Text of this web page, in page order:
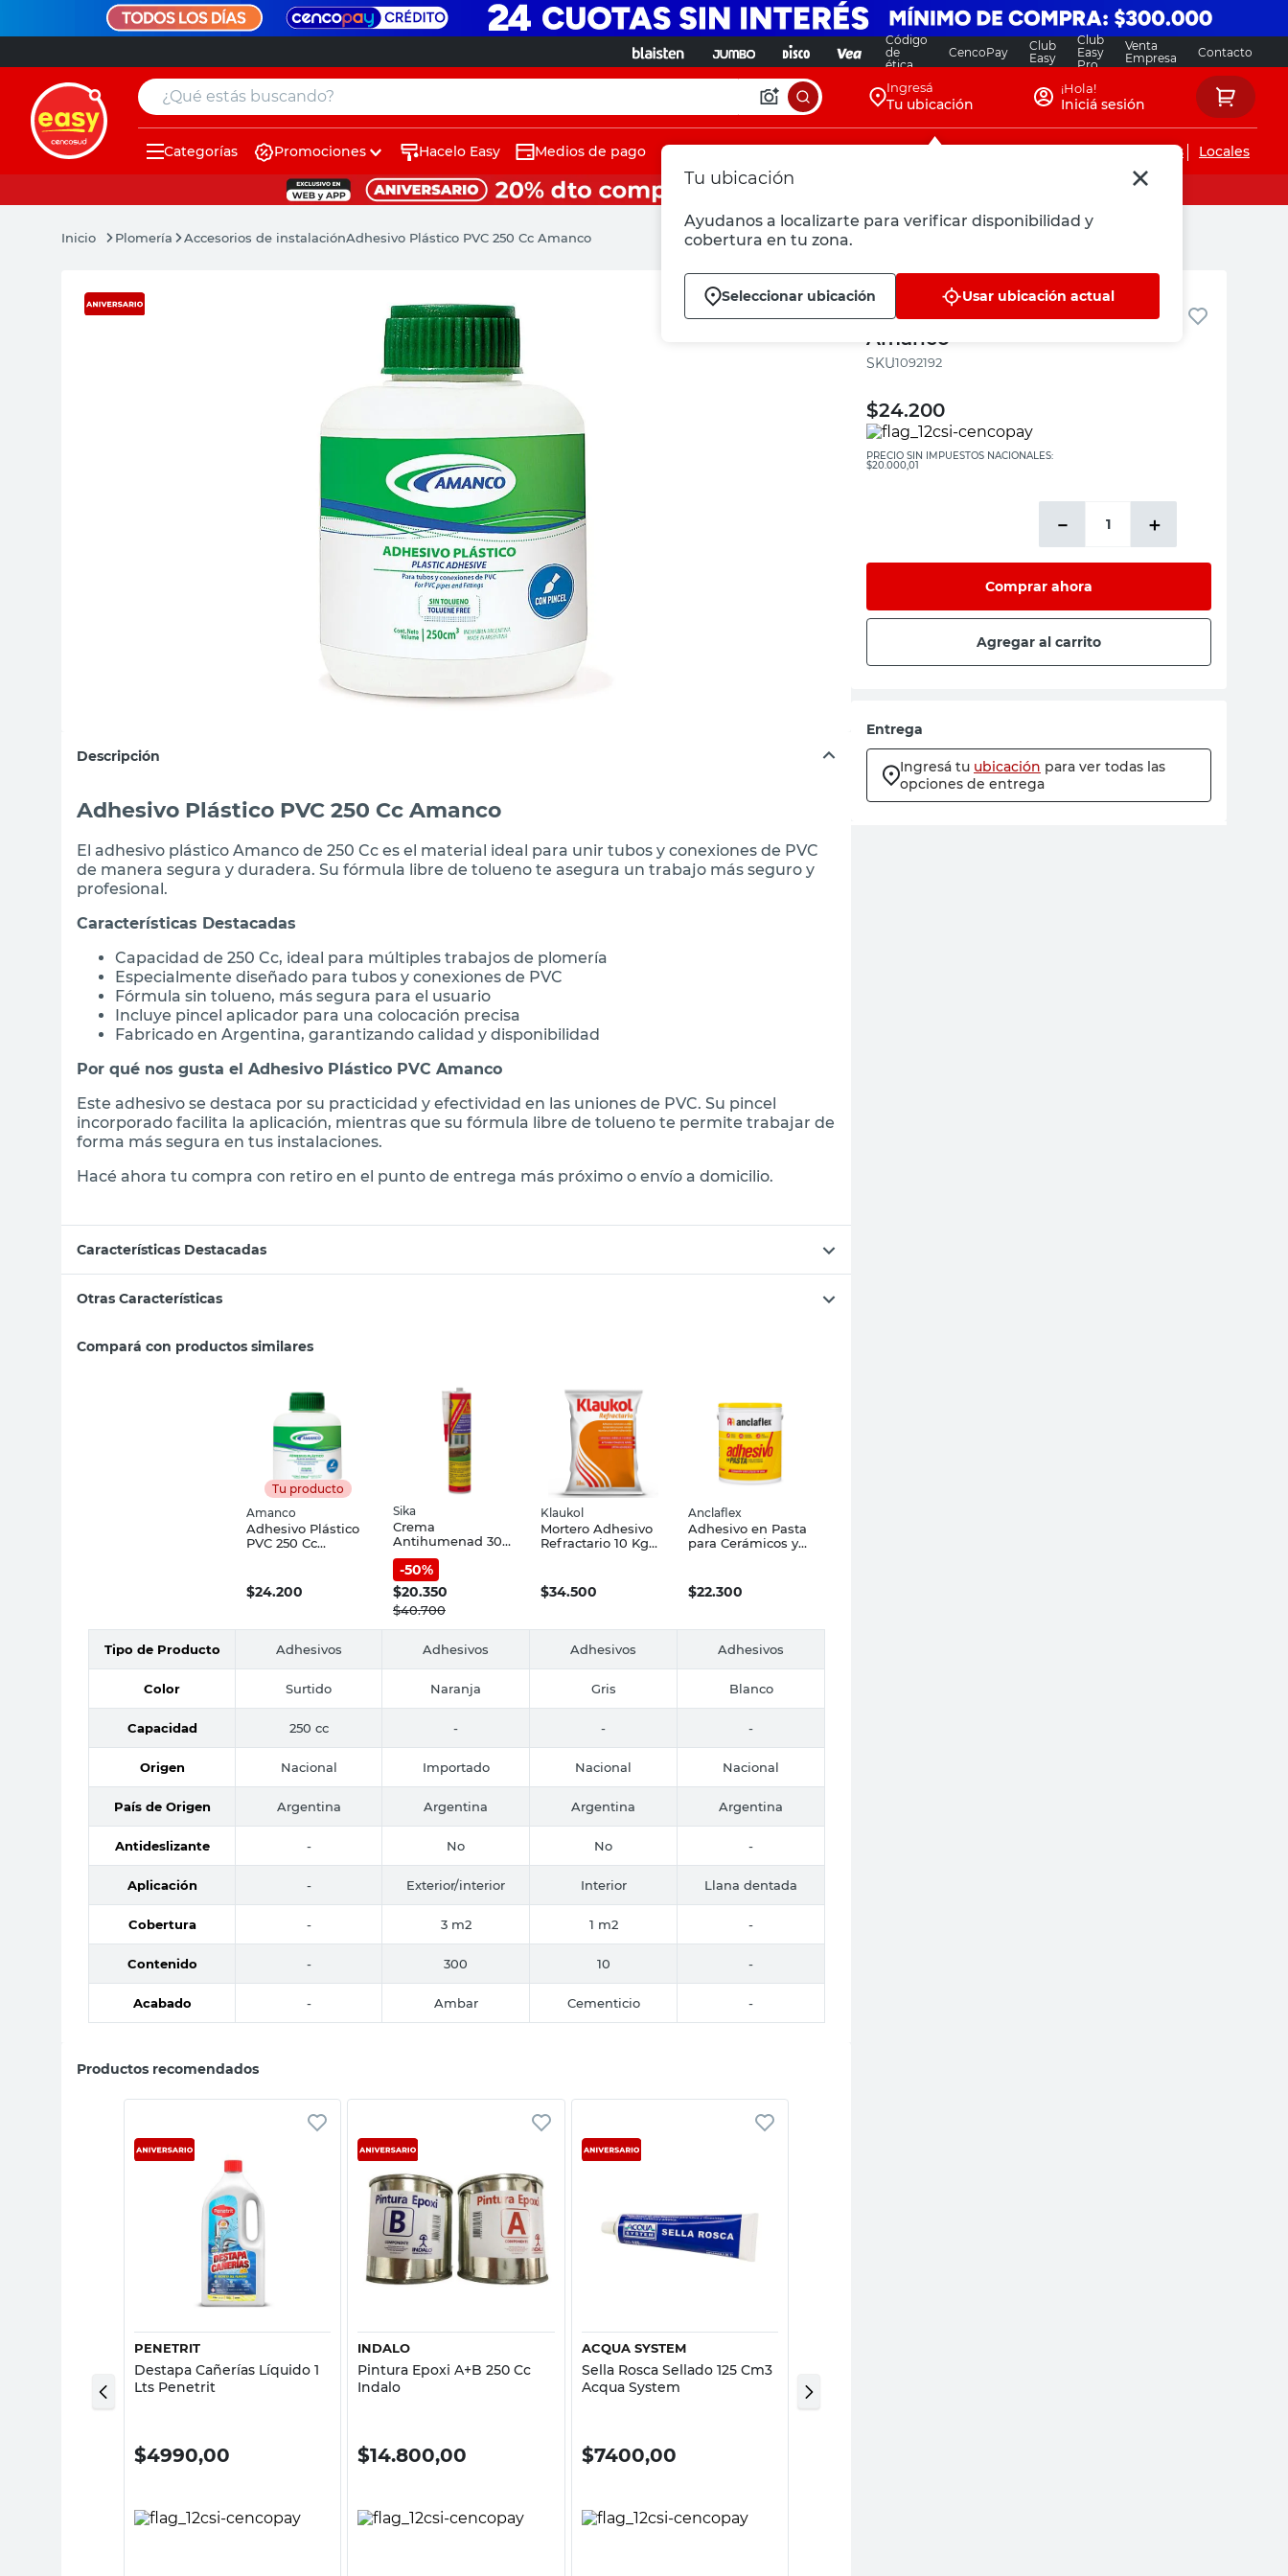
Código
de
ética
CencoPay
Club
Easy
Club
Easy
Pro
Venta
Empresa
Contacto
¿Qué estás buscando? Ingresá
Tu ubicación
Tu ubicación
Ayudanos a localizarte para verificar disponibilidad y
cobertura en tu zona.
Seleccionar ubicación Usar ubicación actual
¡Hola!
Iniciá sesión
Categorías Promociones Hacelo Easy Medios de pago Servicios de instalaciones Locales
Plomería Accesorios de instalaciónAdhesivo Plástico PVC 250 Cc Amanco
Descripción
Adhesivo Plástico PVC 250 Cc Amanco
El adhesivo plástico Amanco de 250 Cc es el material ideal para unir tubos y conexiones de PVC
de manera segura y duradera. Su fórmula libre de tolueno te asegura un trabajo más seguro y
profesional.
Características Destacadas
Capacidad de 250 Cc, ideal para múltiples trabajos de plomería
Especialmente diseñado para tubos y conexiones de PVC
Fórmula sin tolueno, más segura para el usuario
Incluye pincel aplicador para una colocación precisa
Fabricado en Argentina, garantizando calidad y disponibilidad
Por qué nos gusta el Adhesivo Plástico PVC Amanco
Este adhesivo se destaca por su practicidad y efectividad en las uniones de PVC. Su pincel
incorporado facilita la aplicación, mientras que su fórmula libre de tolueno te permite trabajar de
forma más segura en tus instalaciones.
Hacé ahora tu compra con retiro en el punto de entrega más próximo o envío a domicilio.
Características Destacadas
Otras Características
Compará con productos similares
Tu producto
Amanco
Adhesivo Plástico
PVC 250 Cc
$24.200
Sika
Crema
Antihumenad 300
Ml Sika
-50%
$20.350
$40.700
Klaukol
Mortero Adhesivo
Refractario 10 Kg
$34.500
Anclaflex
Adhesivo en Pasta
para Cerámicos y
$22.300
Tipo de Producto Adhesivos Adhesivos Adhesivos Adhesivos
Color Surtido Naranja Gris Blanco
Capacidad 250 cc - - -
Origen Nacional Importado Nacional Nacional
País de Origen Argentina Argentina Argentina Argentina
Antideslizante - No No -
Aplicación - Exterior/interior Interior Llana dentada
Cobertura - 3 m2 1 m2 -
Contenido - 300 10 -
Acabado - Ambar Cementicio -
Productos recomendados
Vista rápida
PENETRIT
Destapa Cañerías Líquido 1
Lts Penetrit
$4990,00
Vista rápida
INDALO
Pintura Epoxi A+B 250 Cc
Indalo
$14.800,00
ACQUA SYSTEM
Sella Rosca Sellado 125 Cm3
Acqua System
$7400,00
Óxido 250 Ml Merclin
Amanco
Adhesivo Plástico PVC 250 Cc
Amanco
:1092192
$24.200
PRECIO SIN IMPUESTOS NACIONALES:
$20.000,01
＋
－
Comprar ahora
Agregar al carrito
Entrega
Ingresá tu ubicación para ver todas las
opciones de entrega
muebles